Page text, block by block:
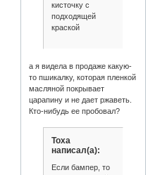
кисточку с
подходящей
краской
а я видела в продаже какую-
то пшикалку, которая пленкой
масляной покрывает
царапину и не дает ржаветь.
Кто-нибудь ее пробовал?
Toxa
написал(а):
Если бампер, то